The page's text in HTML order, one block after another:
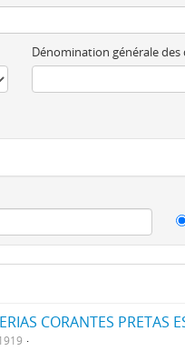
Dénomination générale